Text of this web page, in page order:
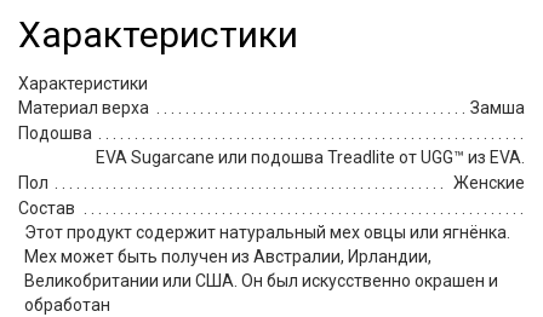
Характеристики
Характеристики
Материал верха
Замша
Подошва
EVA Sugarcane или подошва Treadlite от UGG™ из EVA.
Пол
Женские
Состав
Этот продукт содержит натуральный мех овцы или ягнёнка.
Мех может быть получен из Австралии, Ирландии,
Великобритании или США. Он был искусственно окрашен и
обработан